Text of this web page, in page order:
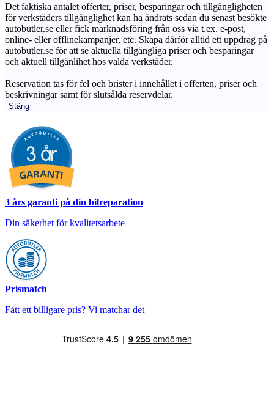
Det faktiska antalet offerter, priser, besparingar och tillgängligheten
för verkstäders tillgänglighet kan ha ändrats sedan du senast besökte
autobutler.se eller fick marknadsföring från oss via t.ex. e-post,
online- eller offlinekampanjer, etc. Skapa därför alltid ett uppdrag på
autobutler.se för att se aktuella tillgängliga priser och besparingar
och aktuell tillgänlihet hos valda verkstäder.
Reservation tas för fel och brister i innehållet i offerten, priser och
beskrivningar samt för slutsålda reservdelar.
Stäng
3 års garanti på din bilreparation
Din säkerhet för kvalitetsarbete
Prismatch
Fått ett billigare pris? Vi matchar det